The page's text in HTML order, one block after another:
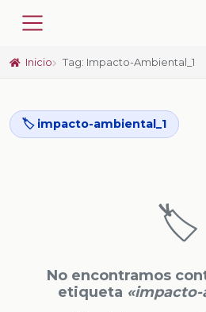
Inicio Tag: Impacto-Ambiental_1
🏷️ impacto-ambiental_1
🏷️
No encontramos
etiqueta «impacto-